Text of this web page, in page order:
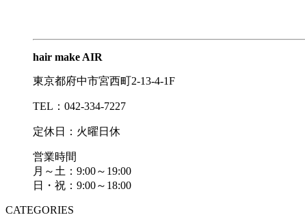
hair make AIR
東京都府中市宮西町2-13-4-1F
TEL：042-334-7227
定休日：火曜日休
営業時間
月～土：9:00～19:00
日・祝：9:00～18:00
CATEGORIES